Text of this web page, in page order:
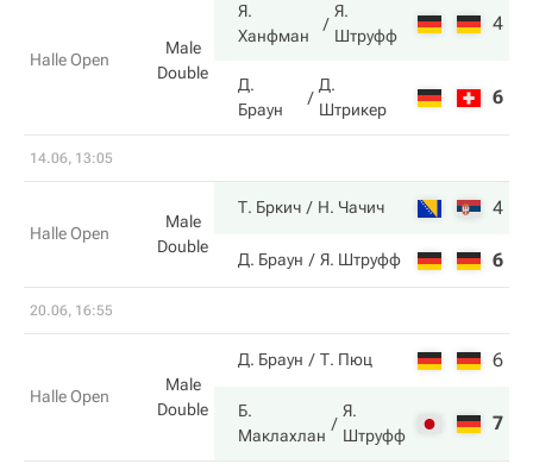
Halle Open
Male
Double
Я.
Ханфман
Я.
Штруфф
4
Д.
Браун
Д.
Штрикер
6
14.06, 13:05
Halle Open
Male
Double
Т. Бркич Н. Чачич 4
Д. Браун Я. Штруфф 6
20.06, 16:55
Halle Open
Male
Double
Д. Браун Т. Пюц 6
Б.
Маклахлан
Я.
Штруфф
7